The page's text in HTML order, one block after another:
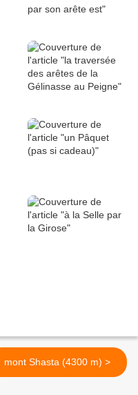
mont Shasta (4300 m) >